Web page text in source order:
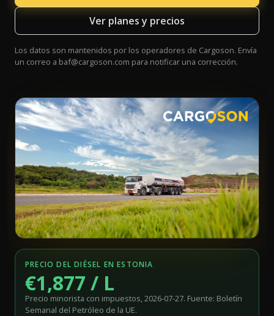
Ver planes y precios
Los datos son mantenidos por los operadores de Cargoson. Envía
un correo a baf@cargoson.com para notificar una corrección.
PRECIO DEL DIÉSEL EN ESTONIA
€1,877 / L
Precio minorista con impuestos, 2026-07-27. Fuente: Boletín
Semanal del Petróleo de la UE.